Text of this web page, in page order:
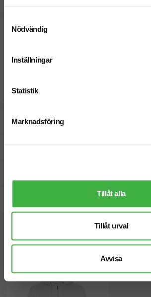
Nödvändig
Inställningar
Statistik
Marknadsföring
Tillåt alla
Tillåt urval
Avvisa
Designskiss inom 1 h
Fri offert
Relaterade produkter